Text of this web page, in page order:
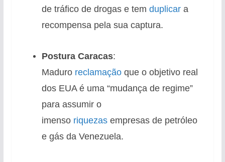
de tráfico de drogas e tem duplicara
recompensa pela sua captura.
Postura Caracas:
Maduro reclamaçãoque o objetivo real
dos EUA é uma “mudança de regime”
para assumir o
imenso riquezasempresas de petróleo
e gás da Venezuela.